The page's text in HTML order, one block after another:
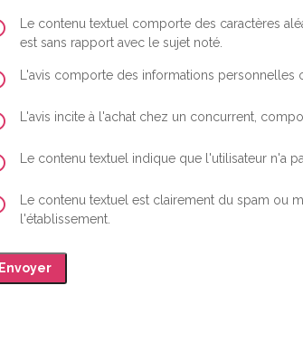
Le contenu textuel comporte des caractères
est sans rapport avec le sujet noté.
L'avis comporte des informations
L'avis incite à l'achat chez un concurrent,
Le contenu textuel indique que l'utilisateur n'a
Le contenu textuel est clairement du spam ou
l'établissement.
Envoyer